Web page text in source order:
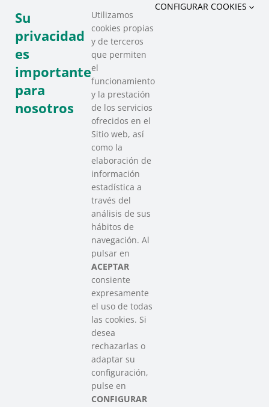
COMPARTIR ESTE EVENTO
SAREEN SAREA
Asociación que agrupa a las redes
del Tercer Sector Social en Euskadi
Contacto
info@sareensarea.eu
Iparraguirre, 9 lonja – 48009 Bilbao
946 569 230
Colabora
Su
privacidad
es
importante
para
nosotros
Utilizamos
cookies propias
y de terceros
que permiten
el
funcionamiento
y la prestación
de los servicios
ofrecidos en el
Sitio web, así
como la
elaboración de
información
estadística a
través del
análisis de sus
hábitos de
navegación. Al
pulsar en
ACEPTAR
consiente
expresamente
el uso de todas
las cookies. Si
desea
rechazarlas o
adaptar su
configuración,
pulse en
CONFIGURAR
CONFIGURAR COOKIES